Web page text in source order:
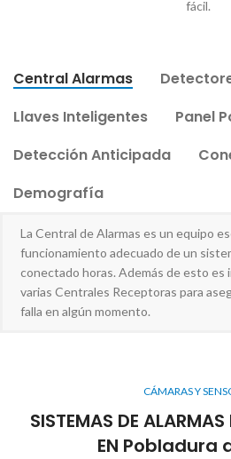
fácil.
Central Alarmas
Llaves Inteligentes
Panel
Detección Anticipada
Demografía
La Central de Alarmas es un equipo
funcionamiento adecuado de un
conectado horas. Además de esto
varias Centrales Receptoras para
falla en algún momento.
CÁMARAS Y
SISTEMAS DE
EN Pobladura